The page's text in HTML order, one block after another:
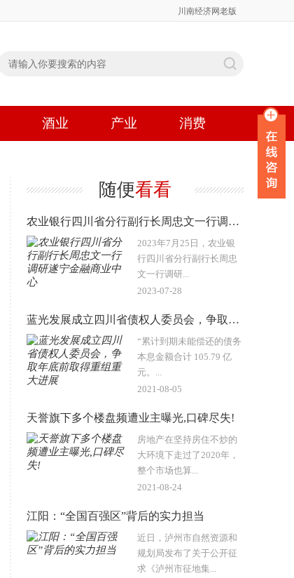
川南经济网老版
酒业 产业 消费
随便看看
农业银行四川省分行副行长周忠文一行调研遂宁金融商业中心
2023年7月25日，农业银
行四川省分行副行长周忠
文一行调研...
2023-07-28
蓝光发展成立四川省债权人委员会，争取年底前取得重组重大进展
“累计到期未能偿还的债务
本息金额合计 105.79 亿
元。...
2021-08-05
天誉旗下多个楼盘频遭业主曝光,口碑尽失!
房地产在坚持房住不炒的
大环境下走过了2020年，
整个市场也算...
2021-08-24
江阳：“全国百强区”背后的实力担当
近日，泸州市自然资源和
规划局发布了关于公开征
求《泸州市征地集...